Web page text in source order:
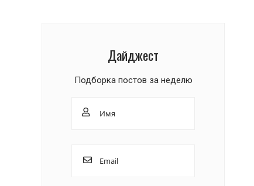
Дайджест
Подборка постов за неделю